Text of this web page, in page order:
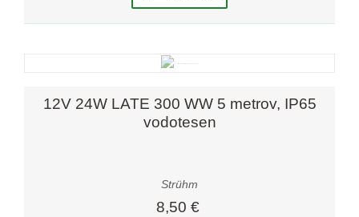
12V 24W LATE 300 WW 5 metrov, IP65
vodotesen
Strühm
8,50 €